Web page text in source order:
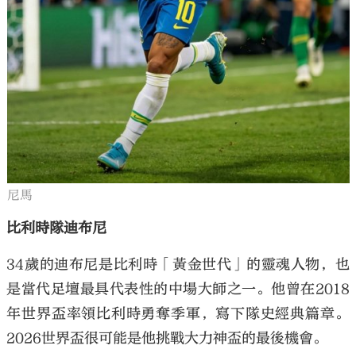
尼馬
比利時隊迪布尼
34歲的迪布尼是比利時「黃金世代」的靈魂人物，也
是當代足壇最具代表性的中場大師之一。他曾在2018
年世界盃率領比利時勇奪季軍，寫下隊史經典篇章。
2026世界盃很可能是他挑戰大力神盃的最後機會。